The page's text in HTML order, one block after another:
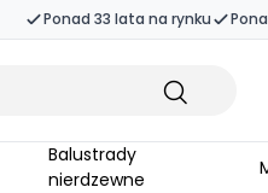
Ponad 33 lata na rynku
Balustrady
nierdzewne